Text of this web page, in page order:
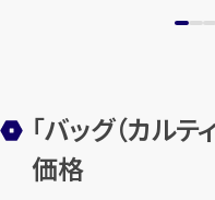
「バッグ（カル
価格